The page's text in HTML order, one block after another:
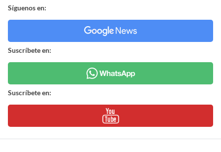
Síguenos en:
Suscríbete en:
Suscríbete en: